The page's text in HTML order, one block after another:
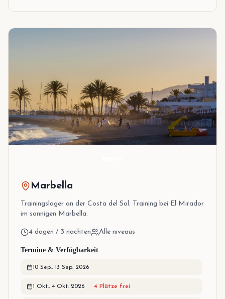
Marbella
Trainingslager an der Costa del Sol. Training bei El Mirador
im sonnigen Marbella.
4 dagen / 3 nachten Alle niveaus
Termine & Verfügbarkeit
10 Sep., 13 Sep. 2026
1 Okt., 4 Okt. 2026 4 Plätze frei